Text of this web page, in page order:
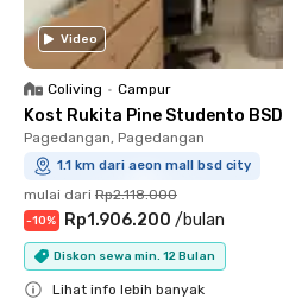
Video
Coliving • Campur
Kost Rukita Pine Studento BSD
Pagedangan, Pagedangan
1.1 km dari aeon mall bsd city
mulai dari Rp2.118.000
-10% Rp1.906.200 /bulan
Diskon sewa min. 12 Bulan
Lihat info lebih banyak